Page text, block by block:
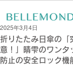
折りたたみ日傘の「
意！」晴雫のワンタ
防止の安全ロック機
2025年3月4日